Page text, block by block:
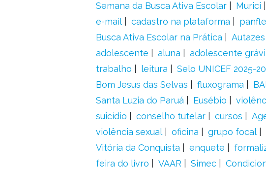
Semana da Busca Ativa Escolar
Murici
e-mail
cadastro na plataforma
Busca Ativa Escolar na Prática
Autazes
adolescente
aluna adolescente
trabalho
leitura Selo UNICEF 2025-
Bom Jesus das Selvas
fluxograma
Santa Luzia do Paruá
Eusébio
suicídio
conselho tutelar cursos
violência sexual
oficina grupo focal
Vitória da Conquista
enquete
feira do livro
VAAR Simec